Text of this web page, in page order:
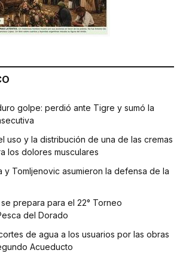
golpe: perdió ante Tigre y sumó la
uso y la distribución de una de las cremas
los dolores musculares
y Tomljenovic asumieron la defensa de la
prepara para el 22° Torneo
del Dorado
de agua a los usuarios por las obras
Acueducto